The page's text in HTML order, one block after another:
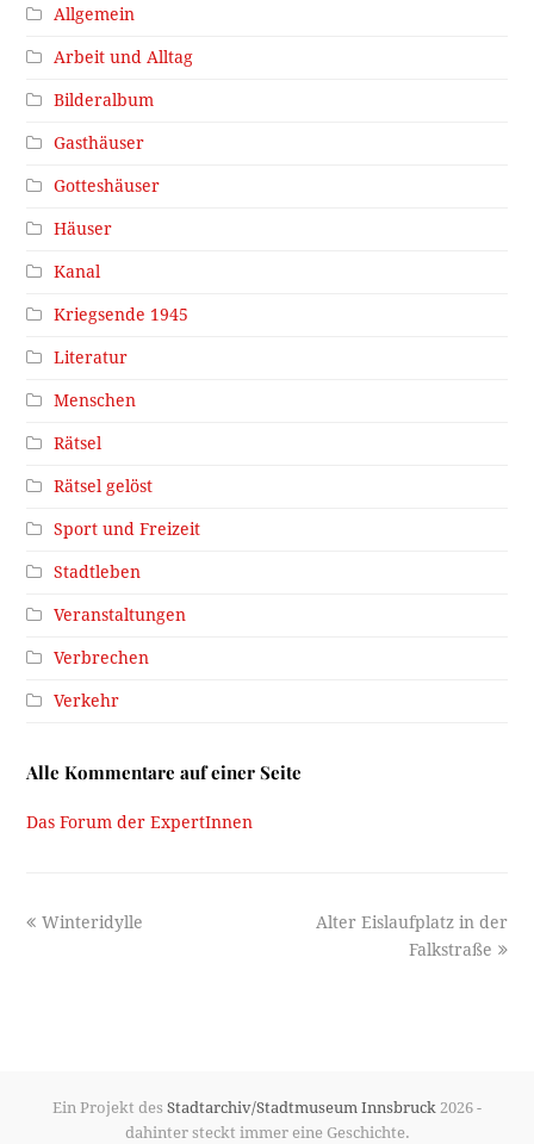
Allgemein
Arbeit und Alltag
Bilderalbum
Gasthäuser
Gotteshäuser
Häuser
Kanal
Kriegsende 1945
Literatur
Menschen
Rätsel
Rätsel gelöst
Sport und Freizeit
Stadtleben
Veranstaltungen
Verbrechen
Verkehr
Alle Kommentare auf einer Seite
Das Forum der ExpertInnen
previous
Winteridylle
next
Alter Eislaufplatz in der
Falkstraße
Ein Projekt des Stadtarchiv/Stadtmuseum Innsbruck 2026 -
dahinter steckt immer eine Geschichte.